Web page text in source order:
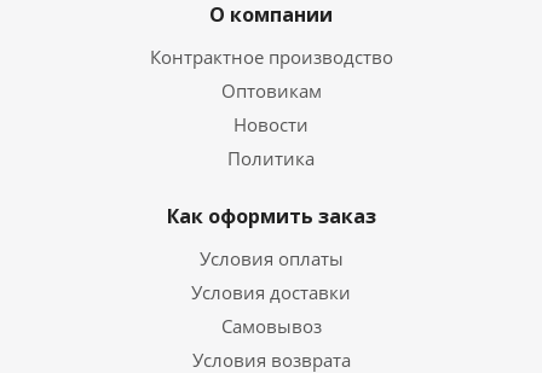
О компании
Контрактное производство
Оптовикам
Новости
Политика
Как оформить заказ
Условия оплаты
Условия доставки
Самовывоз
Условия возврата